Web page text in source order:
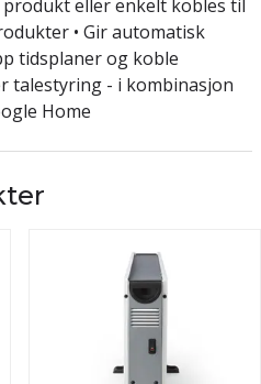
eller enkelt kobles til
• Gir automatisk
tidsplaner og koble
talestyring - i kombinasjon
Home